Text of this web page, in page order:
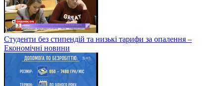
Студенти без стипендій та низькі тарифи за опалення –
Економічні новини